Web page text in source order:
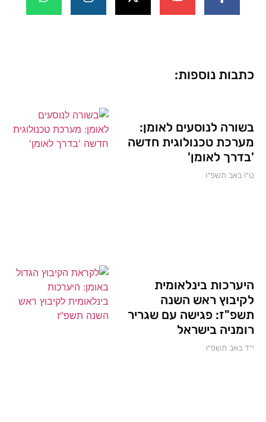
כתבות נוספות:
בשורה לנוסעים לאומן:
מערכת טכנולוגית חדשה
'בדרך לאומן'
ט״ו באב תשפ״ו
היערכות בינלאומית
לקיבוץ ראש השנה
תשפ"ז: פגישה עם שגריר
רומניה בישראל
י״ד באב תשפ״ו